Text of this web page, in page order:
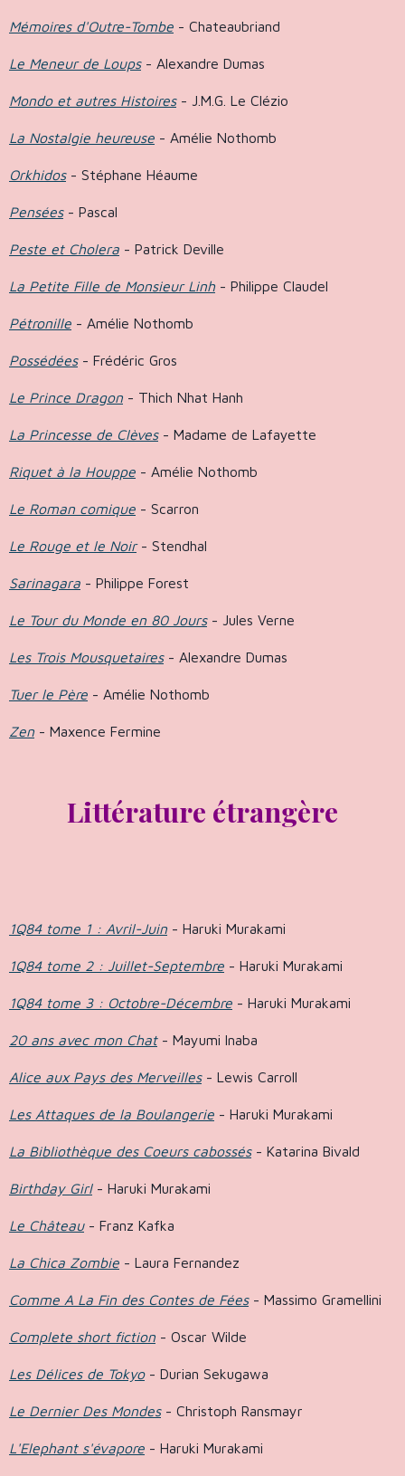
Mémoires d'Outre-Tombe - Chateaubriand
Le Meneur de Loups- Alexandre Dumas
Mondo et autres Histoires- J.M.G. Le Clézio
La Nostalgie heureuse - Amélie Nothomb
Orkhidos- Stéphane Héaume
Pensées- Pascal
Peste et Cholera - Patrick Deville
La Petite Fille de Monsieur Linh - Philippe Claudel
Pétronille - Amélie Nothomb
Possédées- Frédéric Gros
Le Prince Dragon - Thich Nhat Hanh
La Princesse de Clèves- Madame de Lafayette
Riquet à la Houppe - Amélie Nothomb
Le Roman comique - Scarron
Le Rouge et le Noir- Stendhal
Sarinagara - Philippe Forest
Le Tour du Monde en 80 Jours- Jules Verne
Les Trois Mousquetaires- Alexandre Dumas
Tuer le Père - Amélie Nothomb
Zen - Maxence Fermine
Littérature étrangère
1Q84 tome 1 : Avril-Juin - Haruki Murakami
1Q84 tome 2 : Juillet-Septembre - Haruki Murakami
1Q84 tome 3 : Octobre-Décembre - Haruki Murakami
20 ans avec mon Chat- Mayumi Inaba
Alice aux Pays des Merveilles- Lewis Carroll
Les Attaques de la Boulangerie - Haruki Murakami
La Bibliothèque des Coeurs cabossés- Katarina Bivald
Birthday Girl- Haruki Murakami
Le Château- Franz Kafka
La Chica Zombie - Laura Fernandez
Comme A La Fin des Contes de Fées- Massimo Gramellini
Complete short fiction - Oscar Wilde
Les Délices de Tokyo- Durian Sekugawa
Le Dernier Des Mondes- Christoph Ransmayr
L'Elephant s'évapore - Haruki Murakami